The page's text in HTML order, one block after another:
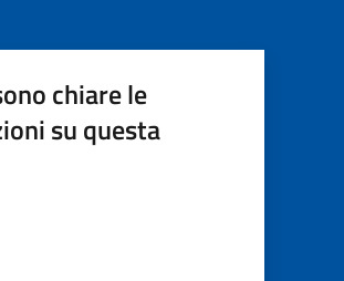
chiare le
su questa